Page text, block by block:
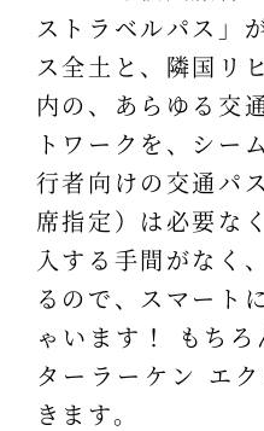
ストラベルパス」
ス全土と、隣国リ
内の、あらゆる交
トワークを、シー
行者向けの交通パ
席指定）は必要な
入する手間がなく
るので、スマート
ゃいます！ もち
ターラーケン エ
きます。